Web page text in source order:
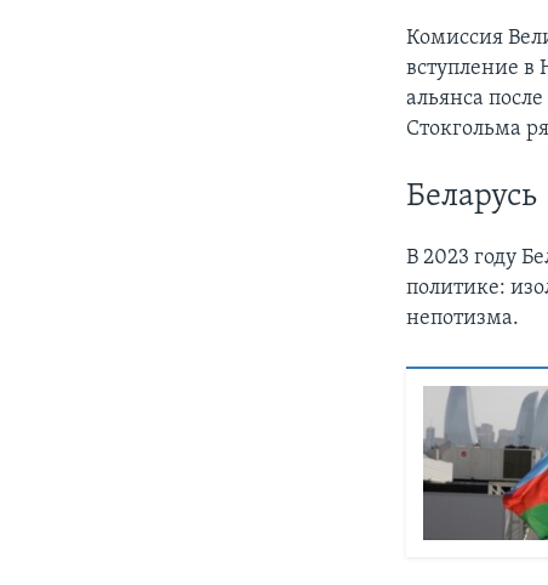
Комиссия
вступление
альянса
Стокгольма
Беларусь
В 2023 году
политике:
непотизма.